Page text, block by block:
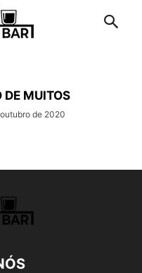
DE MUITOS
de 2020